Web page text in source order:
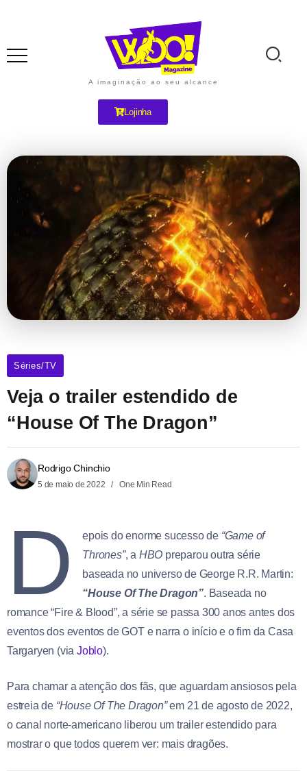
A imaginação ao seu alcance
Lojinha
Séries/TV
Veja o trailer estendido de
“House Of The Dragon”
Rodrigo Chinchio
5 de maio de 2022 One Min Read
D epois do enorme sucesso de “Game of
Thrones”, a HBO preparou outra série
baseada no universo de George R.R. Martin:
“House Of The Dragon”. Baseada no
romance “Fire & Blood”, a série se passa 300 anos antes dos
eventos dos eventos de GOT e narra o início e o fim da Casa
Targaryen (viaJoblo).
Para chamar a atenção dos fãs, que aguardam ansiosos pela
estreia de “House Of The Dragon”em 21 de agosto de 2022,
o canal norte-americano liberou um trailer estendido para
mostrar o que todos querem ver: mais dragões.